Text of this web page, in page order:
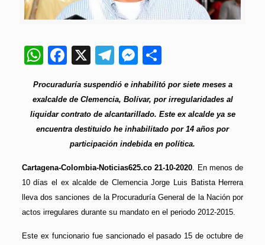
WhatsApp
Facebook
X Telegram
Messenger
Compartir
Procuraduría suspendió e inhabilitó por siete meses a
exalcalde de Clemencia, Bolívar, por irregularidades al
liquidar contrato de alcantarillado. Este ex alcalde ya se
encuentra destituido he inhabilitado por 14 años por
participación indebida en política.
Cartagena-Colombia-Noticias625.co 21-10-2020 . En menos de
10 días el ex alcalde de Clemencia Jorge Luis Batista Herrera
lleva dos sanciones de la Procuraduría General de la Nación por
actos irregulares durante su mandato en el periodo 2012-2015.
Este ex funcionario fue sancionado el pasado 15 de octubre de